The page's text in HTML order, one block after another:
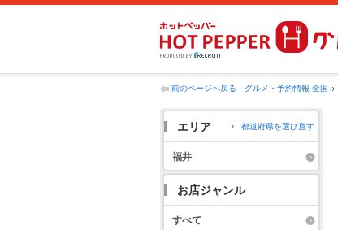
前のページへ戻る グルメ・予約情報 全国
エリア 都道府県を選び直す
福井
お店ジャンル
すべて